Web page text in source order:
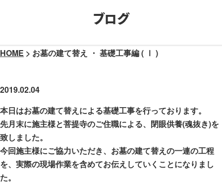
ブログ
HOME > お墓の建て替え ・ 基礎工事編 ( Ⅰ )
2019.02.04
本日はお墓の建て替えによる基礎工事を行っております。
先月末に施主様と菩提寺のご住職による、閉眼供養(魂抜き)を
致しました。
今回施主様にご協力いただき、お墓の建て替えの一連の工程
を、実際の現場作業を含めてお伝えしていくことになりまし
た。